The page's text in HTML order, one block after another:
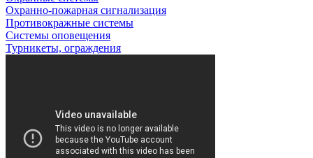
Охранно-пожарная сигнализация
Противокражные системы
Системы оповещения
Турникеты, ограждения